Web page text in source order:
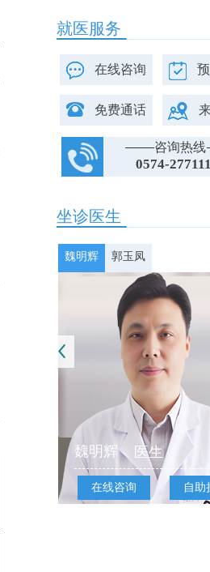
就医服务
在线咨询
免费通话
咨询热线
0574-
坐诊医生
魏明辉 郭玉凤
魏明辉 医生
在线咨询 自助